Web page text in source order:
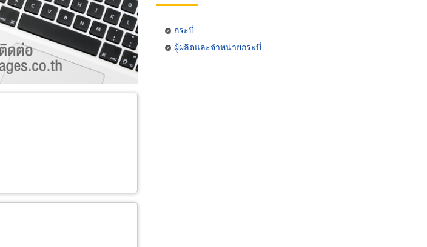
กิจบริการ
กระบี่
ผู้ผลิตและจำหน่ายกระบี่